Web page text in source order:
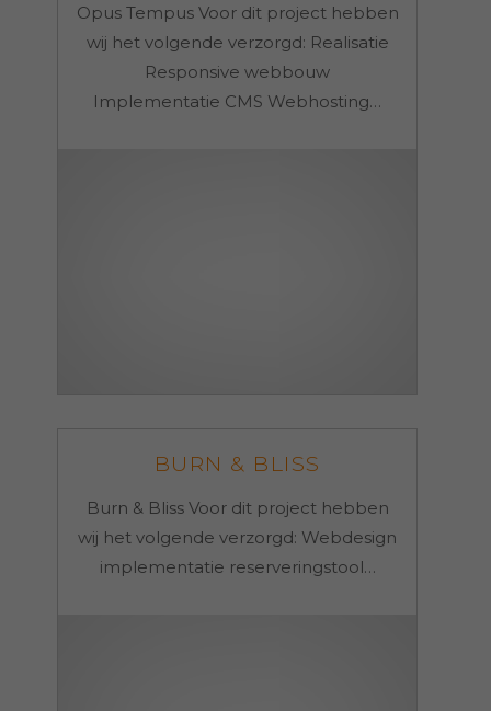
Opus Tempus Voor dit project hebben
wij het volgende verzorgd: Realisatie
Responsive webbouw
Implementatie CMS Webhosting…
BURN & BLISS
Burn & Bliss Voor dit project hebben
wij het volgende verzorgd: Webdesign
implementatie reserveringstool…